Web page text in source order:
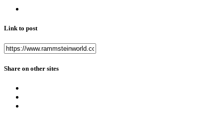
Link to post
Share on other sites